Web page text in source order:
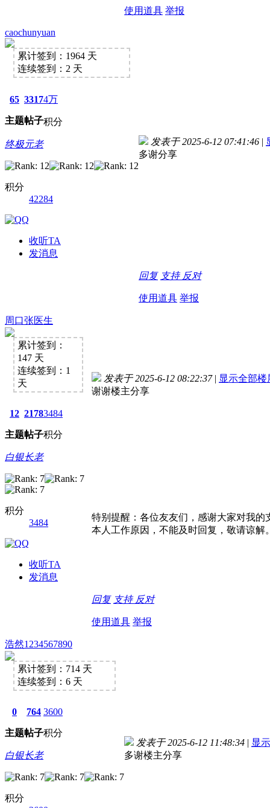
使用道具 举报
caochunyuan
累计签到：1964 天
连续签到：2 天
65
主题
3317
帖子
4万
积分
终极元老
积分
42284
收听TA
发消息
发表于 2025-6-12 07:41:46 |
多谢分享
回复 支持 反对
使用道具 举报
周口张医生
累计签到：
147 天
连续签到：1
天
12
主题
2178
帖子
3484
积分
白银长老
积分
3484
收听TA
发消息
发表于 2025-6-12 08:22:37 | 显示全部楼
谢谢楼主分享
特别提醒：各位友友们，感谢大家对我
本人工作原因，不能及时回复，敬请谅解
回复 支持 反对
使用道具 举报
浩然1234567890
累计签到：714 天
连续签到：6 天
0
主题
764
帖子
3600
积分
白银长老
积分
发表于 2025-6-12 11:48:34 | 显
多谢楼主分享